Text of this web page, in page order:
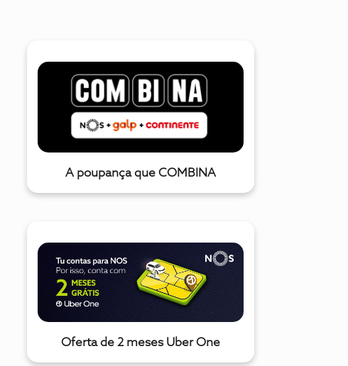
A poupança que COMBINA
Oferta de 2 meses Uber One